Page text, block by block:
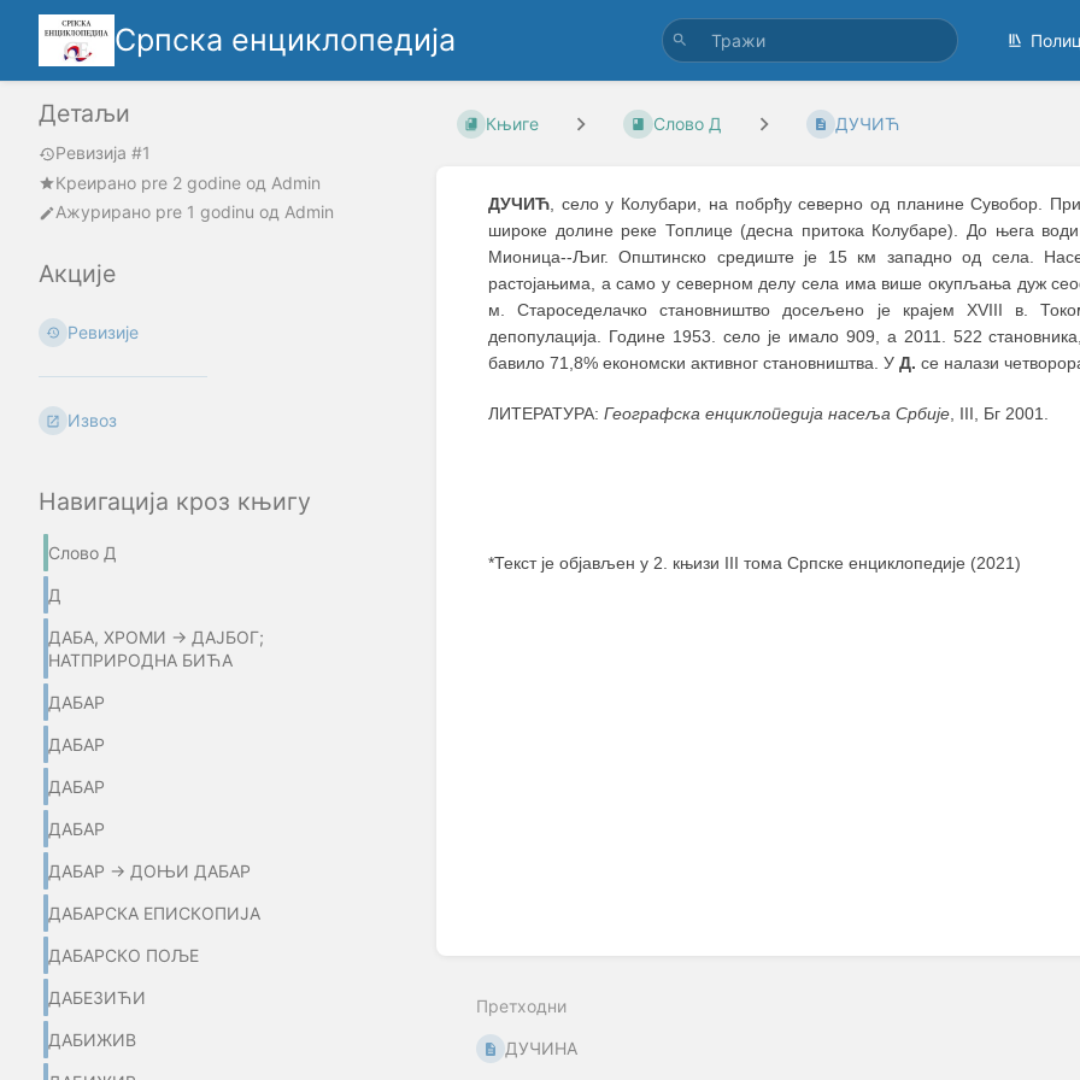
Српска енциклопедија
Детаљи
Ревизија #1
Креирано pre 2 godine oд Admin
Ажурирано pre 1 godinu од Admin
Акције
Ревизије
Извоз
Навигација кроз књигу
Слово Д
Д
ДАБА, ХРОМИ → ДАЈБОГ;
НАТПРИРОДНА БИЋА
ДАБАР
ДАБАР
ДАБАР
ДАБАР
ДАБАР → ДОЊИ ДАБАР
ДАБАРСКА ЕПИСКОПИЈА
ДАБАРСКО ПОЉЕ
ДАБЕЗИЋИ
ДАБИЖИВ
Књиге Слово Д ДУЧИЋ
ДУЧИЋ, село у Колубари, на побрђу северно од планине Сувобор.
широке долине реке Топлице (десна притока Колубаре). До њега
Мионица--Љиг. Општинско средиште је 15 км западно од села.
растојањима, а само у северном делу села има више окупљања дуж
м. Староседелачко становништво досељено је крајем XVIII в.
депопулација. Године 1953. село је имало 909, а 2011. 522
бавило 71,8% економски активног становништва. У Д. се налази
ЛИТЕРАТУРА: Географска енциклопедија насеља Србије , III, Бг 2001.
*Текст је објављен у 2. књизи III тома Српске енциклопедије (2021)
Претходни
ДУЧИНА